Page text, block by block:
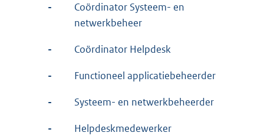
-
Coördinator Systeem- en
netwerkbeheer
- Coördinator Helpdesk
- Functioneel applicatiebeheerder
- Systeem- en netwerkbeheerder
- Helpdeskmedewerker